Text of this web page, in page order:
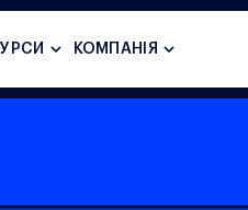
КОМПАНІЯ